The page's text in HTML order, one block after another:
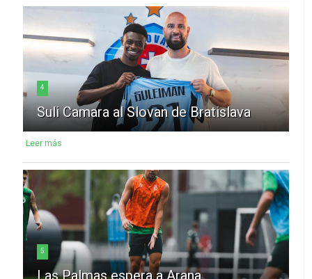
4
Suli Camara al Slovan de Bratislava
Leer más
5